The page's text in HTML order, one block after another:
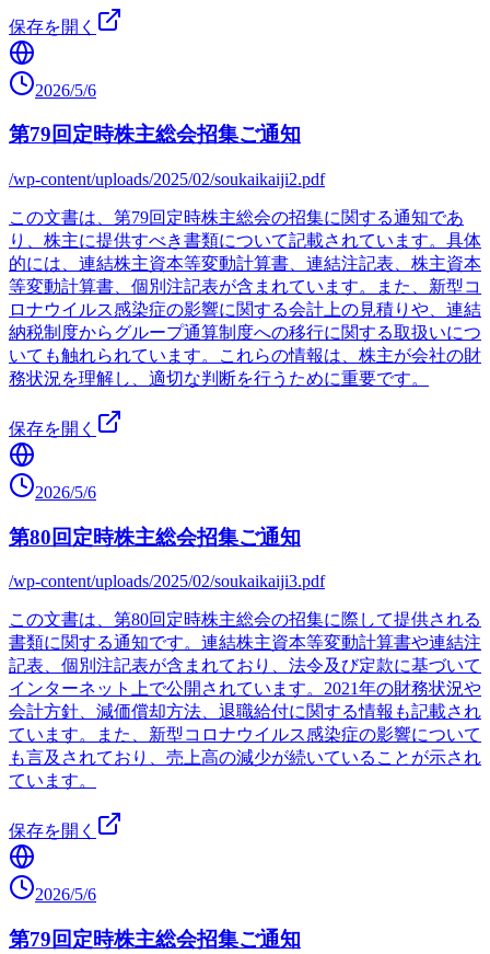
保存を開く
2026/5/6
第79回定時株主総会招集ご通知
/wp-content/uploads/2025/02/soukaikaiji2.pdf
この文書は、第79回定時株主総会の招集に関する通知であ
り、株主に提供すべき書類について記載されています。具体
的には、連結株主資本等変動計算書、連結注記表、株主資本
等変動計算書、個別注記表が含まれています。また、新型コ
ロナウイルス感染症の影響に関する会計上の見積りや、連結
納税制度からグループ通算制度への移行に関する取扱いにつ
いても触れられています。これらの情報は、株主が会社の財
務状況を理解し、適切な判断を行うために重要です。
保存を開く
2026/5/6
第80回定時株主総会招集ご通知
/wp-content/uploads/2025/02/soukaikaiji3.pdf
この文書は、第80回定時株主総会の招集に際して提供される
書類に関する通知です。連結株主資本等変動計算書や連結注
記表、個別注記表が含まれており、法令及び定款に基づいて
インターネット上で公開されています。2021年の財務状況や
会計方針、減価償却方法、退職給付に関する情報も記載され
ています。また、新型コロナウイルス感染症の影響について
も言及されており、売上高の減少が続いていることが示され
ています。
保存を開く
2026/5/6
第79回定時株主総会招集ご通知